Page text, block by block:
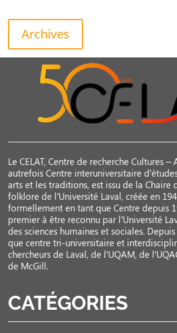
Archives
Le CELAT, Centre de recherche Cultures –
autrefois Centre interuniversitaire
arts et les traditions, est issu de la Chaire
folklore de l’Université Laval, créée en
formellement en tant que Centre depuis
premier à être reconnu par l’Université
des sciences humaines et sociales.
que centre tri-universitaire et
chercheurs de Laval, de l’UQAM, de
de McGill.
CATÉGORIES